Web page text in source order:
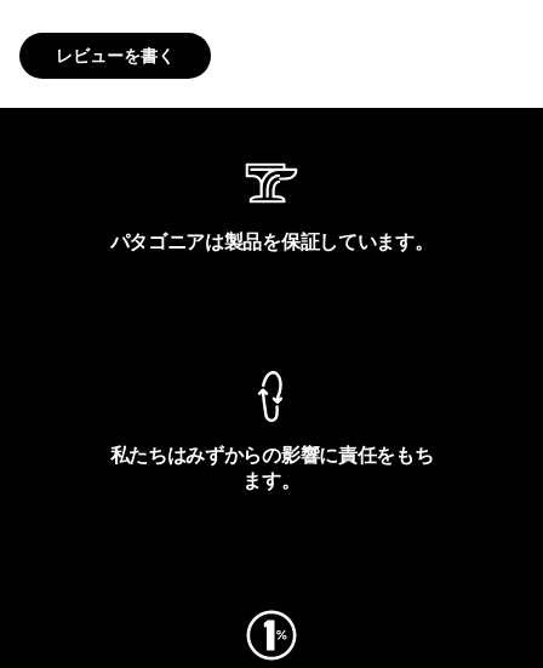
レビューを書く
パタゴニアは製品を保証しています。
私たちはみずからの影響に責任をもち
ます。